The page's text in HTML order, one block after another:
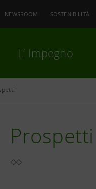
NEWSROOM SOSTENIBILITÀ
L’ Impegno
Prospetti